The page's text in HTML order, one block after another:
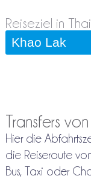
Reiseziel in
Transfers
Hier die
die Reiseroute
Bus, Taxi oder